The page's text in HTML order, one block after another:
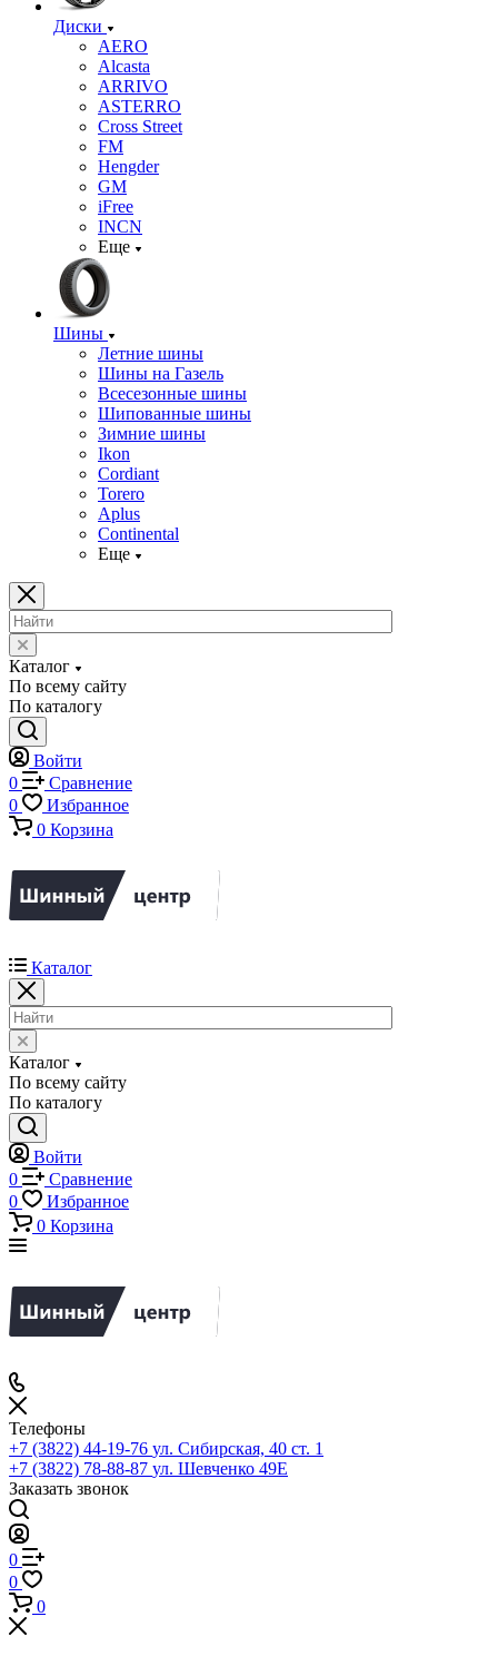
Диски
AERO
Alcasta
ARRIVO
ASTERRO
Cross Street
FM
Hengder
GM
iFree
INCN
Еще
Шины
Летние шины
Шины на Газель
Всесезонные шины
Шипованные шины
Зимние шины
Ikon
Cordiant
Torero
Aplus
Continental
Еще
Каталог
По всему сайту
По каталогу
Войти
0
Сравнение
0
Избранное
0 Корзина
Каталог
Каталог
По всему сайту
По каталогу
Войти
0
Сравнение
0
Избранное
0 Корзина
Телефоны
+7 (3822) 44-19-76 ул. Сибирская, 40 ст. 1
+7 (3822) 78-88-87 ул. Шевченко 49Е
Заказать звонок
0
0
0